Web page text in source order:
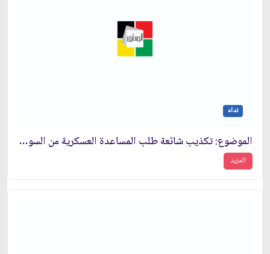
نداء
الموضوع: تكذيب شائعة طلب المساعدة العسكرية من السوفيت‏
المزيد